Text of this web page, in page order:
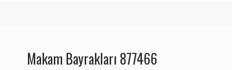
Makam Bayrakları 877466